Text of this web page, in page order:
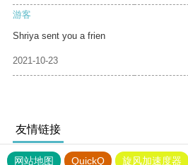
游客
Shriya sent you a frien
2021-10-23
友情链接
网站地图 QuickQ 旋风加速度器